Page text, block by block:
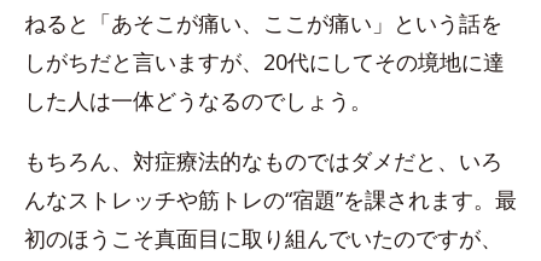
ねると「あそこが痛い、ここが痛い」という話を
しがちだと言いますが、20代にしてその境地に達
した人は一体どうなるのでしょう。
もちろん、対症療法的なものではダメだと、いろ
んなストレッチや筋トレの“宿題”を課されます。最
初のほうこそ真面目に取り組んでいたのですが、